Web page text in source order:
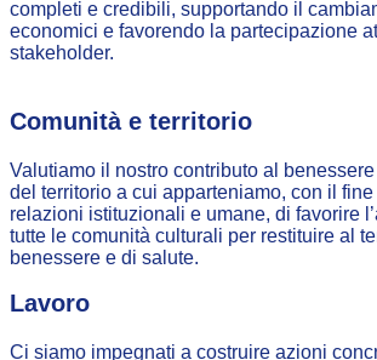
completi e credibili, supportando il
economici e favorendo la partecipazione
stakeholder.
Comunità e territorio
Valutiamo il nostro contributo al
del territorio a cui apparteniamo, con il
relazioni istituzionali e umane, di favorire
tutte le comunità culturali per restituire al
benessere e di salute.
Lavoro
Ci siamo impegnati a costruire azioni